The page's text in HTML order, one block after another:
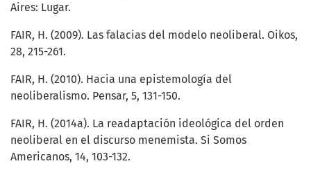
Aires: Lugar.
FAIR, H. (2009). Las falacias del modelo neoliberal. Oikos,
28, 215-261.
FAIR, H. (2010). Hacia una epistemología del
neoliberalismo. Pensar, 5, 131-150.
FAIR, H. (2014a). La readaptación ideológica del orden
neoliberal en el discurso menemista. Si Somos
Americanos, 14, 103-132.